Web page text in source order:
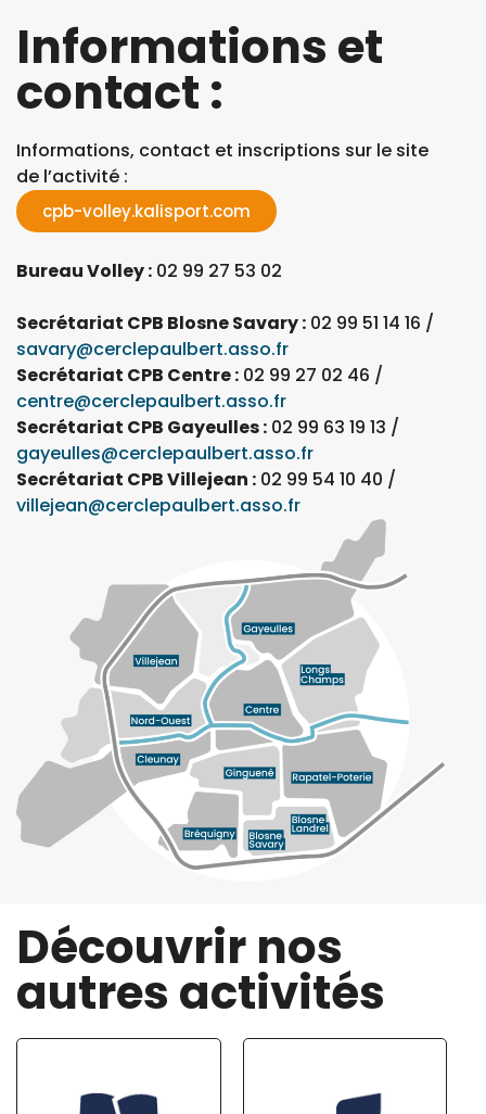
Informations et
contact :
Informations, contact et inscriptions sur le site
de l’activité :
cpb-volley.kalisport.com
Bureau Volley : 02 99 27 53 02
Secrétariat CPB Blosne Savary : 02 99 51 14 16 /
savary@cerclepaulbert.asso.fr
Secrétariat CPB Centre : 02 99 27 02 46 /
centre@cerclepaulbert.asso.fr
Secrétariat CPB Gayeulles : 02 99 63 19 13 /
gayeulles@cerclepaulbert.asso.fr
Secrétariat CPB Villejean : 02 99 54 10 40 /
villejean@cerclepaulbert.asso.fr
Découvrir nos
autres activités